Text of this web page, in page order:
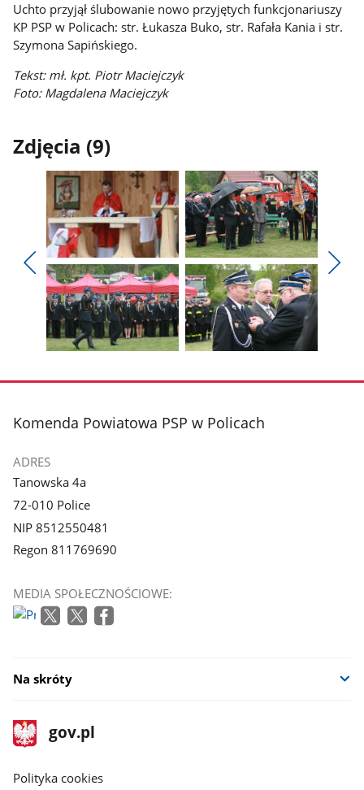
Uchto przyjął ślubowanie nowo przyjętych funkcjonariuszy
KP PSP w Policach: str. Łukasza Buko, str. Rafała Kania i str.
Szymona Sapińskiego.
Tekst: mł. kpt. Piotr Maciejczyk
Foto: Magdalena Maciejczyk
Zdjęcia (9)
Pokaż
poprzednie
zdjęcia
Pokaż
zdjęcie
1
z
galerii.
Pokaż
zdjęcie
2
z
galerii.
zdjęcie
galerii.
zdjęcie
galerii.
stopka
Komenda Powiatowa PSP w Policach
ADRES
Tanowska 4a
72-010 Police
NIP 8512550481
Regon 811769690
MEDIA SPOŁECZNOŚCIOWE:
Na skróty
stopka
gov.pl
Strona
gov.pl
gov.pl
Polityka cookies